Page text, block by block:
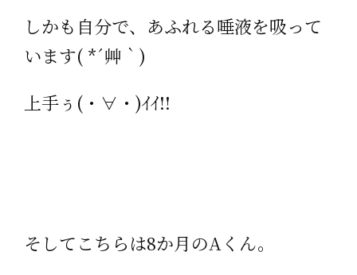
しかも自分で、あふれる唾液を吸って
います( *´艸｀)
上手ぅ(・∀・)ｲｲ!!
そしてこちらは8か月のAくん。